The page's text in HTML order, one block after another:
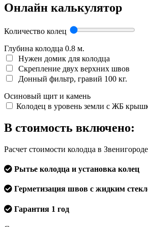
Онлайн калькулятор
Количество колец
Глубина колодца 0.8 м.
Нужен домик для колодца
Скрепление двух верхних швов
Донный фильтр, гравий 100 кг.
Осиновый щит и камень
Колодец в уровень земли с ЖБ
В стоимость включено:
Расчет стоимости колодца в
Рытье колодца и установка колец
Герметизация швов с жидким
Гарантия 1 год